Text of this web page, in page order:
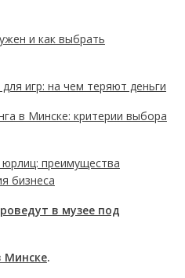
и как выбрать
игр: на чем теряют деньги
в Минске: критерии выбора
преимущества
бизнеса
в музее под
Минске.